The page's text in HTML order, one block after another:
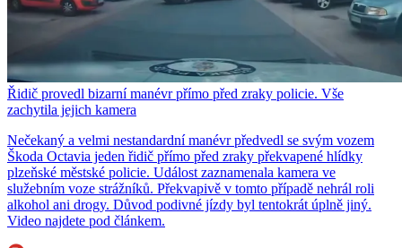
Řidič provedl bizarní manévr přímo před zraky policie. Vše
zachytila jejich kamera
Nečekaný a velmi nestandardní manévr předvedl se svým vozem
Škoda Octavia jeden řidič přímo před zraky překvapené hlídky
plzeňské městské policie. Událost zaznamenala kamera ve
služebním voze strážníků. Překvapivě v tomto případě nehrál roli
alkohol ani drogy. Důvod podivné jízdy byl tentokrát úplně jiný.
Video najdete pod článkem.